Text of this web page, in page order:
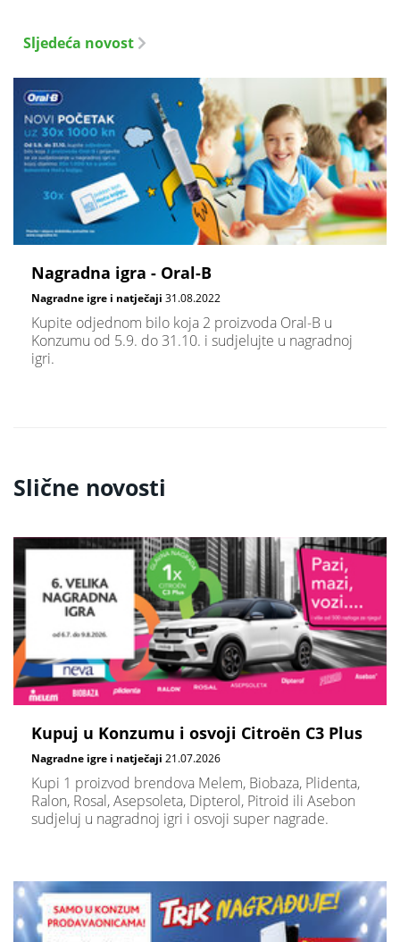
Sljedeća novost
Nagradna igra - Oral-B
Nagradne igre i natječaji 31.08.2022
Kupite odjednom bilo koja 2 proizvoda Oral-B u
Konzumu od 5.9. do 31.10. i sudjelujte u nagradnoj
igri.
Slične novosti
Kupuj u Konzumu i osvoji Citroën C3 Plus
Nagradne igre i natječaji 21.07.2026
Kupi 1 proizvod brendova Melem, Biobaza, Plidenta,
Ralon, Rosal, Asepsoleta, Dipterol, Pitroid ili Asebon
sudjeluj u nagradnoj igri i osvoji super nagrade.